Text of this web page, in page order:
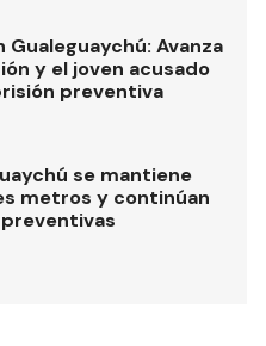
Gualeguaychú: Avanza
y el joven acusado
preventiva
se mantiene
metros y continúan